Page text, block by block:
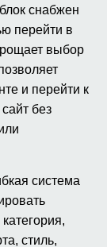
снабжен
перейти в
выбор
и перейти к
без
система
стиль,